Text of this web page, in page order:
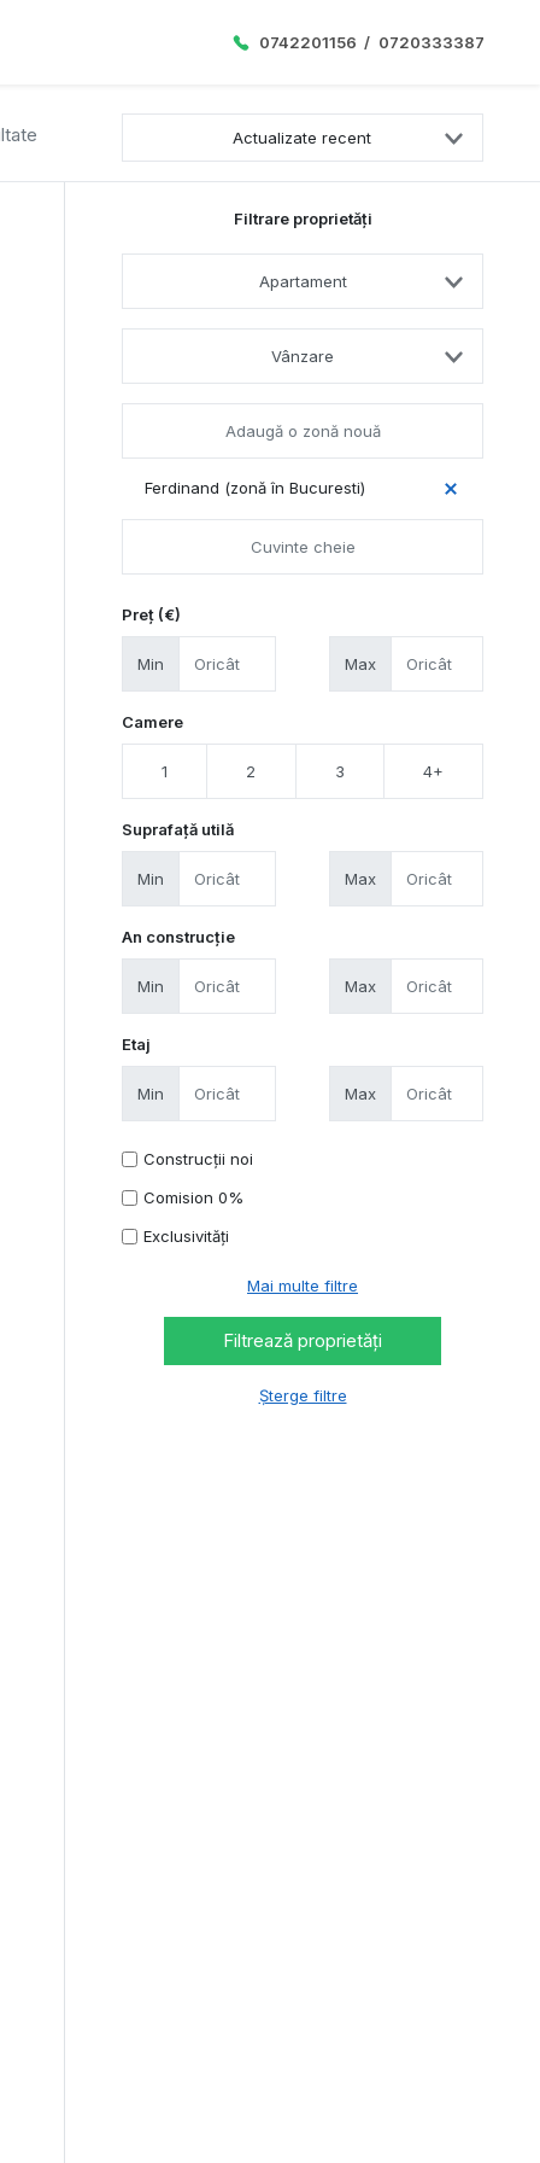
0742201156 / 0720333387
Actualizate recent
Filtrare proprietăți
Apartament
Vânzare
Ferdinand (zonă în Bucuresti)
Preț (€)
Min Max
Camere
1 2 3 4+
Suprafață utilă
Min Max
An construcție
Min Max
Etaj
Min Max
Construcții noi
Comision 0%
Exclusivități
Mai multe filtre
Șterge filtre